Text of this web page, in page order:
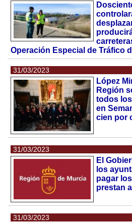
Operación Especial de Tráfico
31/03/2023
López
Región
todos
en
cien por
31/03/2023
El
los
pagar
prestan
31/03/2023